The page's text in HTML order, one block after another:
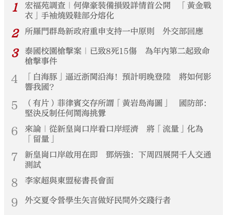
1
宏福苑調查｜何偉豪裝備損毀詳情首公開 「黃金戰
衣」手袖燒毀鞋部分熔化
2 所羅門群島新政府重申支持一中原則 外交部回應
3
泰國校園槍擊案｜已致8死15傷 為年內第二起致命
槍擊事件
4
「白海豚」逼近浙閩沿海！預計明晚登陸 將如何影
響我國？
5
（有片）菲律賓交存所謂「黃岩島海圖」 國防部：
堅決反制任何鬧海挑釁
6
來論｜從新皇崗口岸看口岸經濟 將「流量」化為
「留量」
7
新皇崗口岸啟用在即 鄧炳強：下周四展開千人交通
測試
8 李家超與東盟秘書長會面
9 外交夏令營學生矢言做好民間外交踐行者